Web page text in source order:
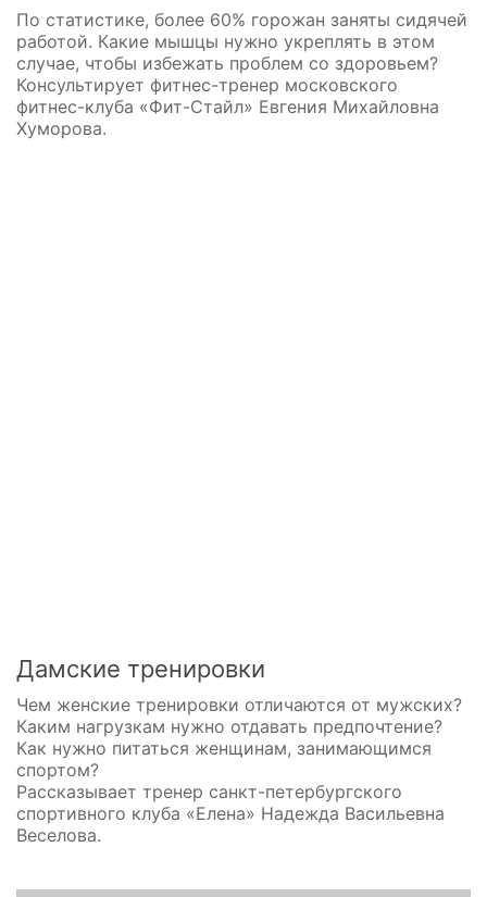
По статистике, более 60% горожан заняты сидячей
работой. Какие мышцы нужно укреплять в этом
случае, чтобы избежать проблем со здоровьем?
Консультирует фитнес-тренер московского
фитнес-клуба «Фит-Стайл» Евгения Михайловна
Хуморова.
Дамские тренировки
Чем женские тренировки отличаются от мужских?
Каким нагрузкам нужно отдавать предпочтение?
Как нужно питаться женщинам, занимающимся
спортом?
Рассказывает тренер санкт-петербургского
спортивного клуба «Елена» Надежда Васильевна
Веселова.